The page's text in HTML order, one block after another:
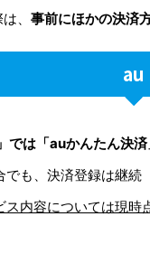
、 事前にほかの決済
au
では「auかんたん決
でも、決済登録は継続
内容については現時